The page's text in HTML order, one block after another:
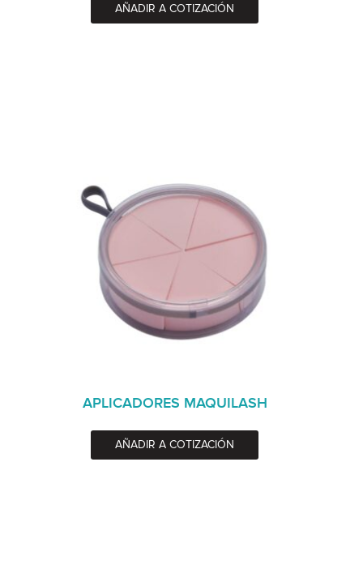
AÑADIR A COTIZACIÓN
APLICADORES MAQUILASH
AÑADIR A COTIZACIÓN